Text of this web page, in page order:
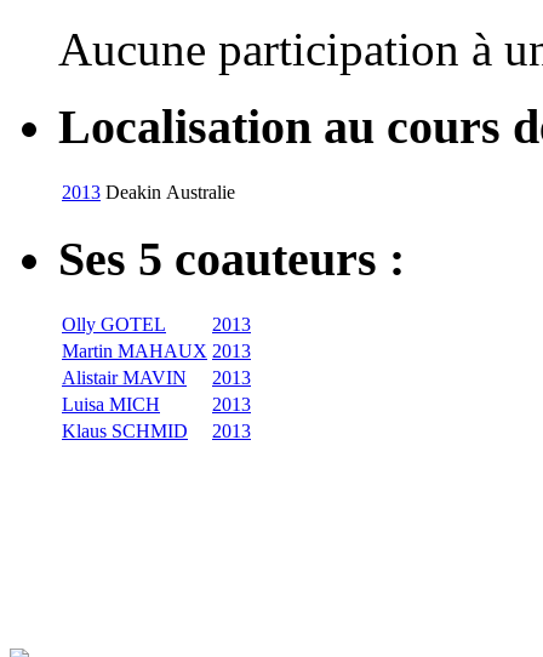
Aucune participation à
Localisation au cours
2013 Deakin Australie
Ses 5 coauteurs :
Olly GOTEL
2013
Martin MAHAUX 2013
Alistair MAVIN
2013
Luisa MICH
2013
Klaus SCHMID
2013